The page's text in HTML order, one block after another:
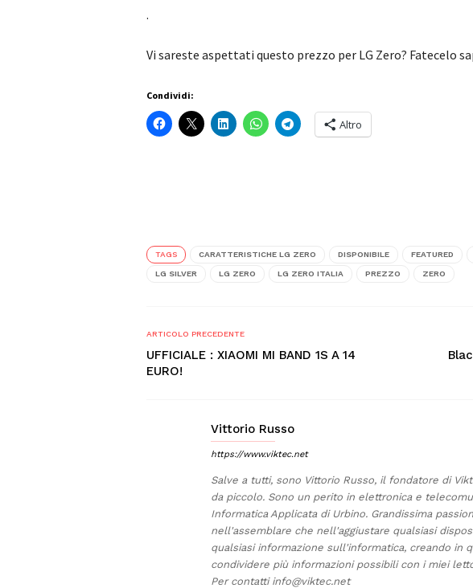
.
Vi sareste aspettati questo prezzo per LG Zero? Fatecelo
Condividi:
Altro
TAGS CARATTERISTICHE LG ZERO DISPONIBILE FEATURED
LG SILVER LG ZERO LG ZERO ITALIA PREZZO ZERO
ARTICOLO PRECEDENTE
UFFICIALE : XIAOMI MI BAND 1S A 14
EURO!
Vittorio Russo
https://www.viktec.net
Salve a tutti, sono Vittorio Russo, il fondatore di
da piccolo. Sono un perito in elettronica e
Informatica Applicata di Urbino. Grandissima
nell'assemblare che nell'aggiustare qualsiasi
qualsiasi informazione sull'informatica, creando in
condividere più informazioni possibili con i miei
Per contatti info@viktec.net